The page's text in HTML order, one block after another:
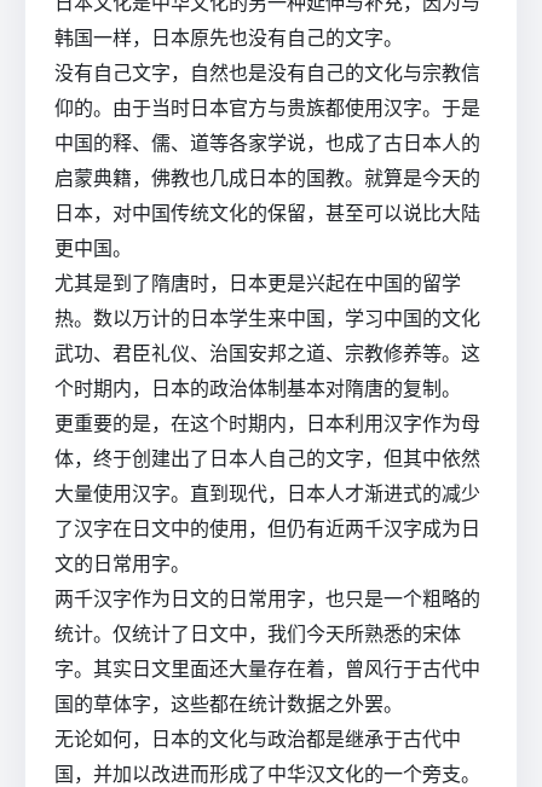
韩国一样，日本原先也没有自己的文字。
没有自己文字，自然也是没有自己的文化与宗教信
仰的。由于当时日本官方与贵族都使用汉字。于是
中国的释、儒、道等各家学说，也成了古日本人的
启蒙典籍，佛教也几成日本的国教。就算是今天的
日本，对中国传统文化的保留，甚至可以说比大陆
更中国。
尤其是到了隋唐时，日本更是兴起在中国的留学
热。数以万计的日本学生来中国，学习中国的文化
武功、君臣礼仪、治国安邦之道、宗教修养等。这
个时期内，日本的政治体制基本对隋唐的复制。
更重要的是，在这个时期内，日本利用汉字作为母
体，终于创建出了日本人自己的文字，但其中依然
大量使用汉字。直到现代，日本人才渐进式的减少
了汉字在日文中的使用，但仍有近两千汉字成为日
文的日常用字。
两千汉字作为日文的日常用字，也只是一个粗略的
统计。仅统计了日文中，我们今天所熟悉的宋体
字。其实日文里面还大量存在着，曾风行于古代中
国的草体字，这些都在统计数据之外罢。
无论如何，日本的文化与政治都是继承于古代中
国，并加以改进而形成了中华汉文化的一个旁支。